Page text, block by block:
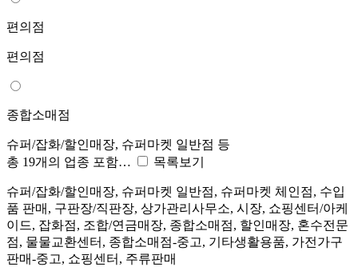
편의점
편의점
종합소매점
슈퍼/잡화/할인매장, 슈퍼마켓 일반점 등
총 19개의 업종 포함…
목록보기
슈퍼/잡화/할인매장, 슈퍼마켓 일반점, 슈퍼마켓 체인점, 수입
품 판매, 구판장/직판장, 상가관리사무소, 시장, 쇼핑센터/아케
이드, 잡화점, 조합/연금매장, 종합소매점, 할인매장, 혼수전문
점, 물물교환센터, 종합소매점-중고, 기타생활용품, 가전가구
판매-중고, 쇼핑센터, 주류판매